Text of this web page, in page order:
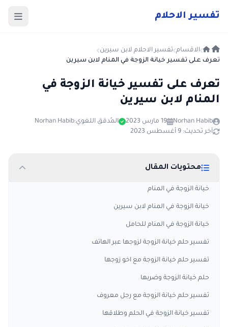
تفسير الاحلام
الاقسام تفسير الاحلام لابن سيرين
تعرف على تفسير خيانة الزوجة في المنام لابن سيرين
تعرف على تفسير خيانة الزوجة في
المنام لابن سيرين
Norhan Habib 19 مارس 2023 المُدقق اللغوي:Norhan Habib
آخر تحديث: 9 أغسطس 2023
محتويات المقال
خيانة الزوجة في المنام
خيانة الزوجة في المنام لابن سيرين
خيانة الزوجة في المنام للحامل
تفسير حلم خيانة الزوجة لزوجها عبر الهاتف
تفسير حلم خيانة الزوجة مع اخو زوجها
حلم خيانة الزوجة وضربها
تفسير حلم خيانة الزوجة مع رجل معروف
تفسير خيانة الزوجة في الحلم وطلاقها